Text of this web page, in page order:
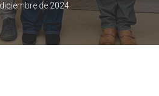
de 2024